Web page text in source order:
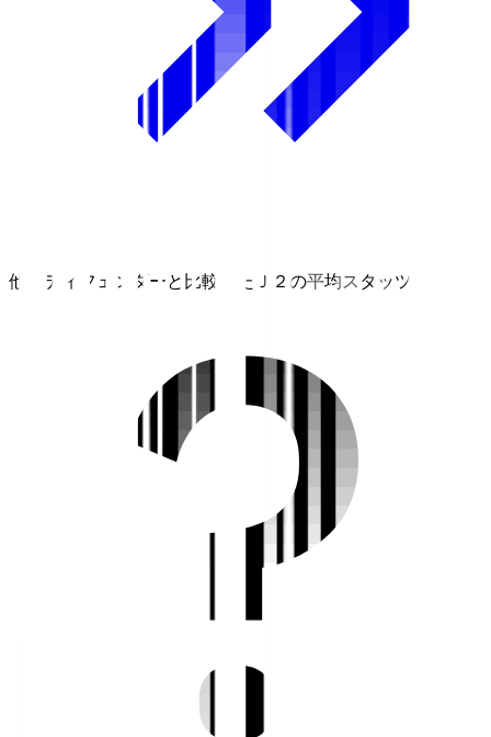
他のディフェンダーと比較したＪ２の平均スタッツ